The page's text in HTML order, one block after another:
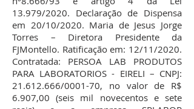
13.979/2020. Declaração de Dispensa
em 20/10/2020. Maria de Jesus Jorge
Torres – Diretora Presidente da
FJMontello. Ratificação em: 12/11/2020.
Contratada: PERSOA LAB PRODUTOS
PARA LABORATORIOS - EIRELI – CNPJ:
21.612.666/0001-70, no valor de R$
6.907,00 (seis mil novecentos e sete